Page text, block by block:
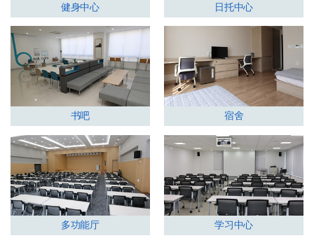
健身中心 日托中心
书吧 宿舍
多功能厅 学习中心